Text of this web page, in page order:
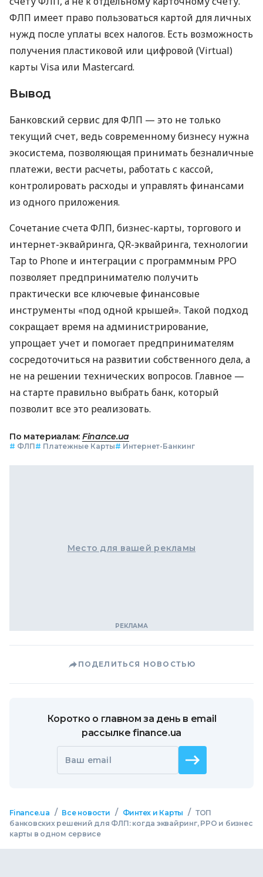
ФЛП имеет право пользоваться картой для личных
нужд после уплаты всех налогов. Есть возможность
получения пластиковой или цифровой (Virtual)
карты Visa или Mastercard.
Вывод
Банковский сервис для ФЛП — это не только
текущий счет, ведь современному бизнесу нужна
экосистема, позволяющая принимать безналичные
платежи, вести расчеты, работать с кассой,
контролировать расходы и управлять финансами
из одного приложения.
Сочетание счета ФЛП, бизнес-карты, торгового и
интернет-эквайринга, QR-эквайринга, технологии
Tap to Phone и интеграции с программным РРО
позволяет предпринимателю получить
практически все ключевые финансовые
инструменты «под одной крышей». Такой подход
сокращает время на администрирование,
упрощает учет и помогает предпринимателям
сосредоточиться на развитии собственного дела, а
не на решении технических вопросов. Главное —
на старте правильно выбрать банк, который
позволит все это реализовать.
По материалам: Finance.ua
# ФЛП# Платежные Карты# Интернет-Банкинг
Место для вашей рекламы
ПОДЕЛИТЬСЯ НОВОСТЬЮ
Коротко о главном за день в email
рассылке finance.ua
Ваш email
Finance.ua / Все новости / Финтех и Карты / ТОП
банковских решений для ФЛП: когда эквайринг, РРО и бизнес
карты в одном сервисе